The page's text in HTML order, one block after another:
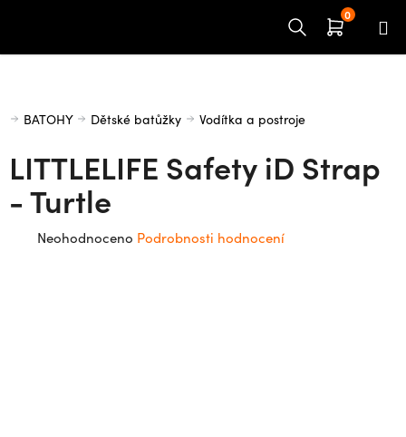
Domů
BATOHY Dětské batůžky Vodítka a postroje
LITTLELIFE Safety iD Strap
- Turtle
Průměrné
Neohodnoceno Podrobnosti hodnocení